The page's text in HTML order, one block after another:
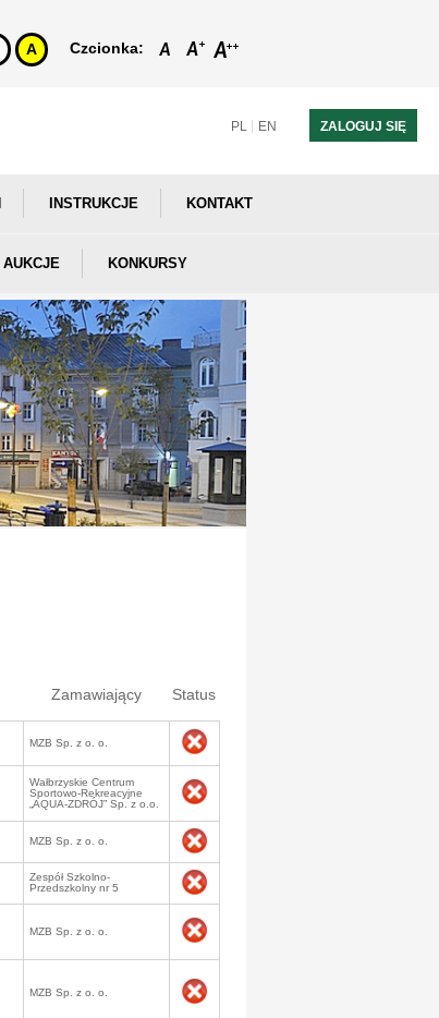
Czcionka:
A
PL EN ZALOGUJ SIĘ
INSTRUKCJE KONTAKT
AUKCJE KONKURSY
Zamawiający Status
MZB Sp. z o. o.
Wałbrzyskie Centrum
Sportowo-Rekreacyjne
„AQUA-ZDRÓJ” Sp. z o.o.
MZB Sp. z o. o.
Zespół Szkolno-
Przedszkolny nr 5
MZB Sp. z o. o.
MZB Sp. z o. o.